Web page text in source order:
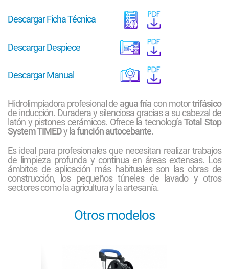
Descargar Ficha Técnica
Descargar Despiece
Descargar Manual
Hidrolimpiadora profesional de agua fría con motortrifásico
de inducción. Duradera y silenciosa gracias a su cabezal de
latón y pistones cerámicos. Ofrece la tecnologíaTotal Stop
System TIMEDy lafunción autocebante.
Es ideal para profesionales que necesitan realizar trabajos
de limpieza profunda y continua en áreas extensas. Los
ámbitos de aplicación más habituales son las obras de
construcción, los pequeños túneles de lavado y otros
sectores como la agricultura y la artesanía.
Otros modelos